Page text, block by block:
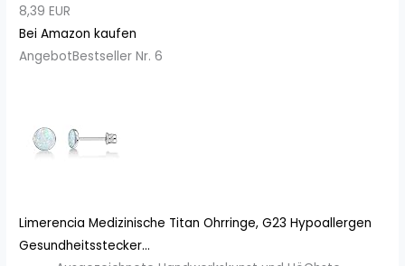
8,39 EUR
Bei Amazon kaufen
AngebotBestseller Nr. 6
Limerencia Medizinische Titan Ohrringe, G23 Hypoallergen
Gesundheitsstecker...